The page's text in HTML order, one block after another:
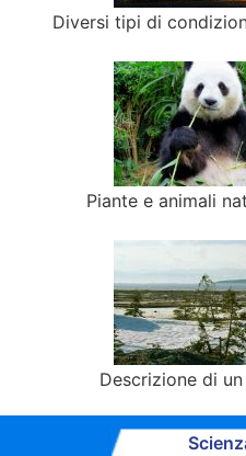
Diversi tipi di
Piante e animali
Descrizione di